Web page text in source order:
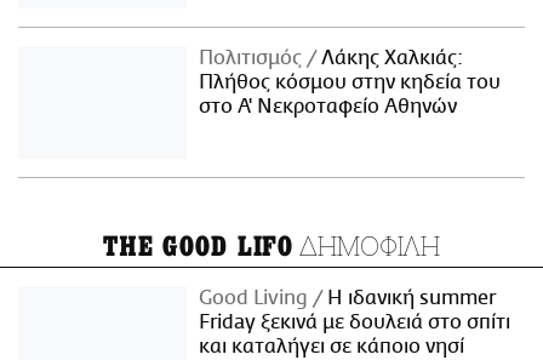
Πολιτισμός
Λάκης Χαλκιάς:
Πλήθος κόσμου στην κηδεία του
στο Α' Νεκροταφείο Αθηνών
THE GOOD LIFO ΔΗΜΟΦΙΛΗ
Good Living
Η ιδανική summer
Friday ξεκινά με δουλειά στο σπίτι
και καταλήγει σε κάποιο νησί